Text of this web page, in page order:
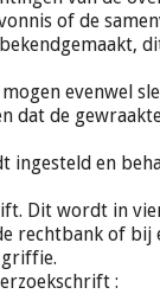
of de
evenwel
dat de
ingesteld en
Dit wordt in
rechtbank of bij
griffie.
: